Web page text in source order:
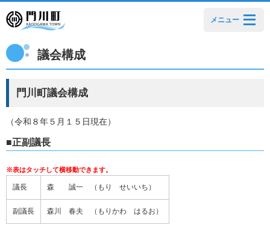
メニュー
議会構成
門川町議会構成
（令和８年５月１５日現在）
■正副議長
議長 森 誠一 （もり せいいち）
副議長 森川 春夫 （もりかわ はるお）